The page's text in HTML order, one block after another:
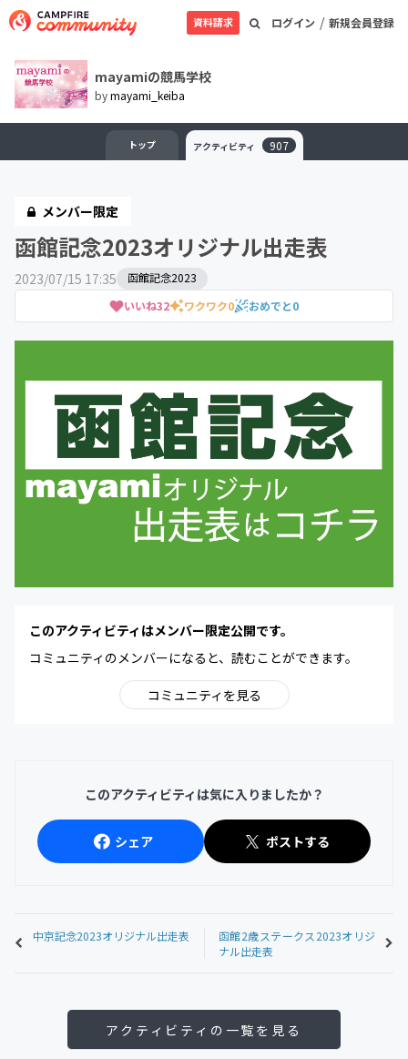
ログイン / 新規会員登録
資料請求
mayamiの競馬学校
bymayami_keiba
トップ アクティビティ 907
メンバー限定
函館記念2023オリジナル出走表
2023/07/15 17:35
いいね32 ワクワク0 おめでと0
函館記念2023
このアクティビティはメンバー限定公開です。
コミュニティのメンバーになると、読むことができます。
コミュニティを見る
このアクティビティは気に入りましたか？
シェア ポストする
中京記念2023オリジナル出走表
函館2歳ステークス2023オリジ
ナル出走表
アクティビティの一覧を見る